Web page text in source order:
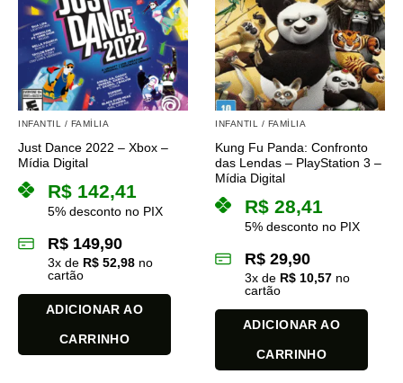
INFANTIL / FAMÍLIA
Just Dance 2022 – Xbox –
Mídia Digital
R$ 142,41
5% desconto no PIX
R$ 149,90
3x de R$ 52,98 no
cartão
ADICIONAR AO
CARRINHO
INFANTIL / FAMÍLIA
Kung Fu Panda: Confronto
das Lendas – PlayStation 3 –
Mídia Digital
R$ 28,41
5% desconto no PIX
R$ 29,90
3x de R$ 10,57 no
cartão
ADICIONAR AO
CARRINHO